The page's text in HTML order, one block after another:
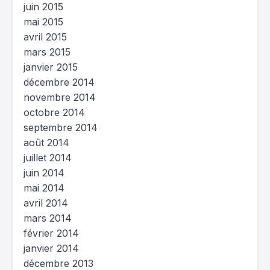
juin 2015
mai 2015
avril 2015
mars 2015
janvier 2015
décembre 2014
novembre 2014
octobre 2014
septembre 2014
août 2014
juillet 2014
juin 2014
mai 2014
avril 2014
mars 2014
février 2014
janvier 2014
décembre 2013